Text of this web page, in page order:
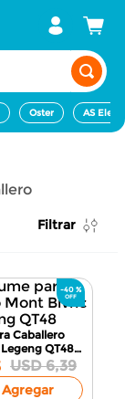
Oster AS
Filtrar
-40 %
Caballero
QT48
USD 6,39
Agregar